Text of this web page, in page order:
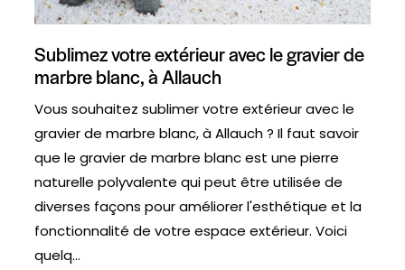
Sublimez votre extérieur avec le gravier de
marbre blanc, à Allauch
Vous souhaitez sublimer votre extérieur avec le
gravier de marbre blanc, à Allauch ? Il faut savoir
que le gravier de marbre blanc est une pierre
naturelle polyvalente qui peut être utilisée de
diverses façons pour améliorer l'esthétique et la
fonctionnalité de votre espace extérieur. Voici
quelq...